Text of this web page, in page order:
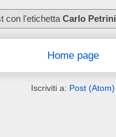
con l'etichetta Carlo Petrini
Home page
Iscriviti a: Post (Atom)